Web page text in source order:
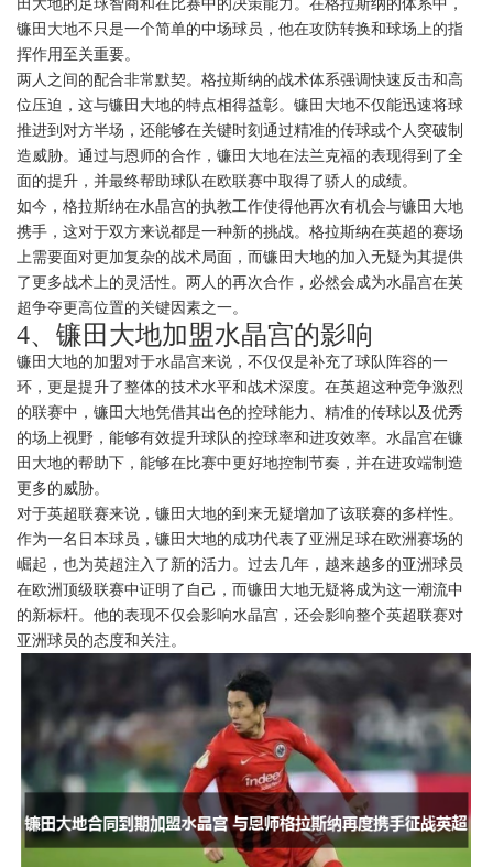
田大地的足球智商和在比赛中的决策能力。在格拉斯纳的体系中，
镰田大地不只是一个简单的中场球员，他在攻防转换和球场上的指
挥作用至关重要。
两人之间的配合非常默契。格拉斯纳的战术体系强调快速反击和高
位压迫，这与镰田大地的特点相得益彰。镰田大地不仅能迅速将球
推进到对方半场，还能够在关键时刻通过精准的传球或个人突破制
造威胁。通过与恩师的合作，镰田大地在法兰克福的表现得到了全
面的提升，并最终帮助球队在欧联赛中取得了骄人的成绩。
如今，格拉斯纳在水晶宫的执教工作使得他再次有机会与镰田大地
携手，这对于双方来说都是一种新的挑战。格拉斯纳在英超的赛场
上需要面对更加复杂的战术局面，而镰田大地的加入无疑为其提供
了更多战术上的灵活性。两人的再次合作，必然会成为水晶宫在英
超争夺更高位置的关键因素之一。
4、镰田大地加盟水晶宫的影响
镰田大地的加盟对于水晶宫来说，不仅仅是补充了球队阵容的一
环，更是提升了整体的技术水平和战术深度。在英超这种竞争激烈
的联赛中，镰田大地凭借其出色的控球能力、精准的传球以及优秀
的场上视野，能够有效提升球队的控球率和进攻效率。水晶宫在镰
田大地的帮助下，能够在比赛中更好地控制节奏，并在进攻端制造
更多的威胁。
对于英超联赛来说，镰田大地的到来无疑增加了该联赛的多样性。
作为一名日本球员，镰田大地的成功代表了亚洲足球在欧洲赛场的
崛起，也为英超注入了新的活力。过去几年，越来越多的亚洲球员
在欧洲顶级联赛中证明了自己，而镰田大地无疑将成为这一潮流中
的新标杆。他的表现不仅会影响水晶宫，还会影响整个英超联赛对
亚洲球员的态度和关注。